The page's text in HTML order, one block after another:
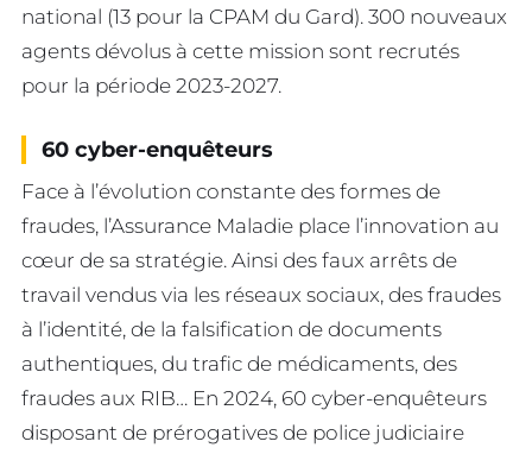
national (13 pour la CPAM du Gard). 300 nouveaux
agents dévolus à cette mission sont recrutés
pour la période 2023-2027.
60 cyber-enquêteurs
Face à l’évolution constante des formes de
fraudes, l’Assurance Maladie place l’innovation au
cœur de sa stratégie. Ainsi des faux arrêts de
travail vendus via les réseaux sociaux, des fraudes
à l’identité, de la falsification de documents
authentiques, du trafic de médicaments, des
fraudes aux RIB… En 2024, 60 cyber-enquêteurs
disposant de prérogatives de police judiciaire